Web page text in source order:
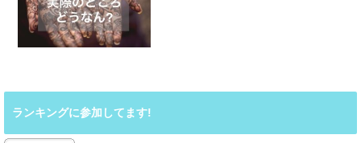
ランキングに参加してます!